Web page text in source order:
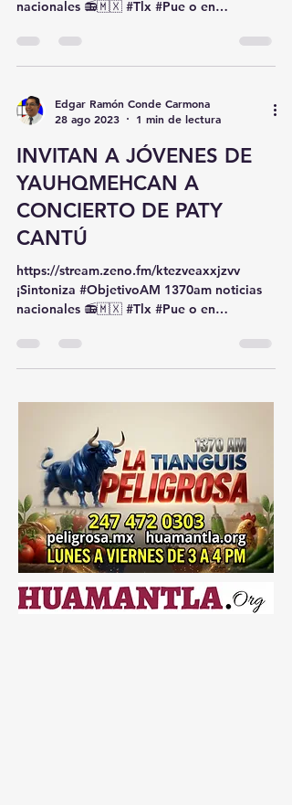
https://stream.zeno.fm/ktezveaxxjzvv
nacionales 📻🇲🇽 #Tlx #Pue o en
www.peligrosa.mx (Para Wix)
Edgar Ramón Conde Carmona
28 ago 2023
1 min de lectura
INVITAN A JÓVENES DE
YAUHQMEHCAN A
CONCIERTO DE PATY
CANTÚ
https://stream.zeno.fm/ktezveaxxjzvv
nacionales 📻🇲🇽 #Tlx #Pue o en
www.peligrosa.mx (Para Wix)